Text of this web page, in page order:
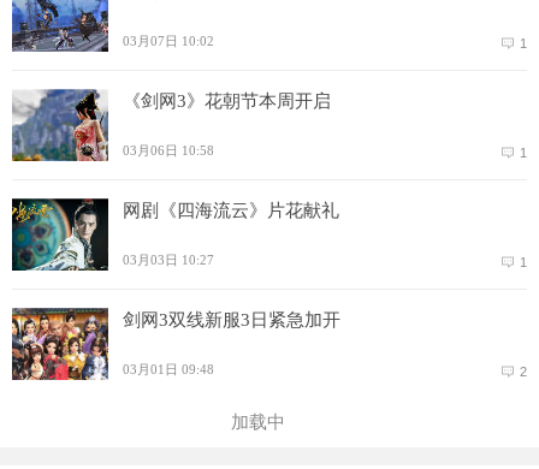
03月07日 10:02 1
《剑网3》花朝节本周开启
03月06日 10:58 1
网剧《四海流云》片花献礼
03月03日 10:27 1
剑网3双线新服3日紧急加开
03月01日 09:48 2
加载中